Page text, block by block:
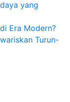
yang
Era Modern?
Turun-